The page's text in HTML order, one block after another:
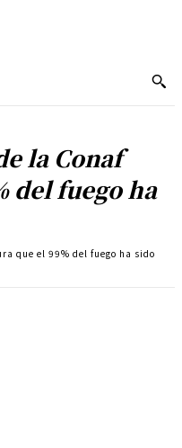
la Conaf
del fuego ha
que el 99% del fuego ha sido